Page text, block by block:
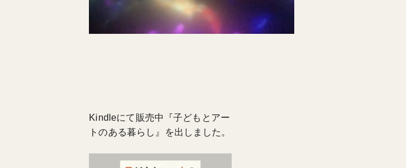
Kindleにて販売中『子どもとアー
トのある暮らし』を出しました。